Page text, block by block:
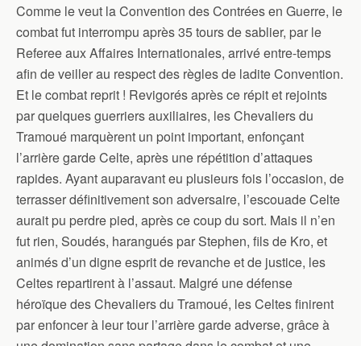
Comme le veut la Convention des Contrées en Guerre, le
combat fut interrompu après 35 tours de sablier, par le
Referee aux Affaires Internationales, arrivé entre-temps
afin de veiller au respect des règles de ladite Convention.
Et le combat reprit ! Revigorés après ce répit et rejoints
par quelques guerriers auxiliaires, les Chevaliers du
Tramoué marquèrent un point important, enfonçant
l’arrière garde Celte, après une répétition d’attaques
rapides. Ayant auparavant eu plusieurs fois l’occasion, de
terrasser définitivement son adversaire, l’escouade Celte
aurait pu perdre pied, après ce coup du sort. Mais il n’en
fut rien, Soudés, harangués par Stephen, fils de Kro, et
animés d’un digne esprit de revanche et de justice, les
Celtes repartirent à l’assaut. Malgré une défense
héroïque des Chevaliers du Tramoué, les Celtes finirent
par enfoncer à leur tour l’arrière garde adverse, grâce à